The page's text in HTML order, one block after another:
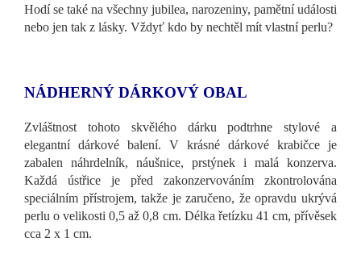
Hodí se také na všechny jubilea, narozeniny, pamětní události
nebo jen tak z lásky. Vždyť kdo by nechtěl mít vlastní perlu?
NÁDHERNÝ DÁRKOVÝ OBAL
Zvláštnost tohoto skvělého dárku podtrhne stylové a
elegantní dárkové balení. V krásné dárkové krabičce je
zabalen náhrdelník, náušnice, prstýnek i malá konzerva.
Každá ústřice je před zakonzervováním zkontrolována
speciálním přístrojem, takže je zaručeno, že opravdu ukrývá
perlu o velikosti 0,5 až 0,8 cm. Délka řetízku 41 cm, přívěsek
cca 2 x 1 cm.